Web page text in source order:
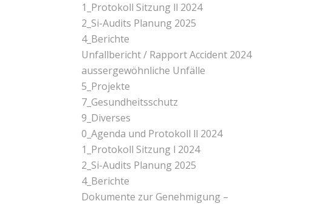
1_Protokoll Sitzung ll 2024
2_Si-Audits Planung 2025
4_Berichte
Unfallbericht / Rapport Accident 2024
aussergewöhnliche Unfälle
5_Projekte
7_Gesundheitsschutz
9_Diverses
0_Agenda und Protokoll ll 2024
1_Protokoll Sitzung l 2024
2_Si-Audits Planung 2025
4_Berichte
Dokumente zur Genehmigung –